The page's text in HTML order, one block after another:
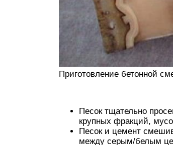
Приготовление бетонной
Песок тщательно
крупных фракций,
Песок и цемент
между серым/белым